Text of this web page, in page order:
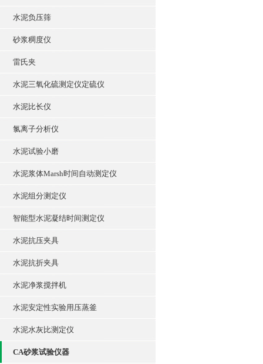
水泥负压筛
砂浆稠度仪
雷氏夹
水泥三氧化硫测定仪定硫仪
水泥比长仪
氯离子分析仪
水泥试验小磨
水泥浆体Marsh时间自动测定仪
水泥组分测定仪
智能型水泥凝结时间测定仪
水泥抗压夹具
水泥抗折夹具
水泥净浆搅拌机
水泥安定性实验用压蒸釜
水泥水灰比测定仪
CA砂浆试验仪器